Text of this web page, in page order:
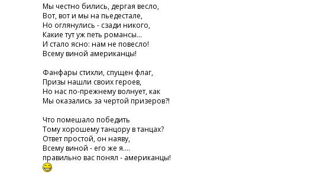
Мы честно бились, дергая весло,
Вот, вот и мы на пьедестале,
Но оглянулись - сзади никого,
Какие тут уж петь романсы...
И стало ясно: нам не повесло!
Всему виной американцы!
Фанфары стихли, спущен флаг,
Призы нашли своих героев,
Но нас по-прежнему волнует, как
Мы оказались за чертой призеров?!
Что помешало победить
Тому хорошему танцору в танцах?
Ответ простой, он наяву,
Всему виной - его же я....
правильно вас понял - американцы!